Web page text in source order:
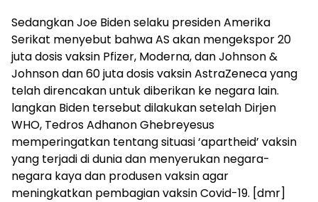
Sedangkan Joe Biden selaku presiden Amerika
Serikat menyebut bahwa AS akan mengekspor 20
juta dosis vaksin Pfizer, Moderna, dan Johnson &
Johnson dan 60 juta dosis vaksin AstraZeneca yang
telah direncakan untuk diberikan ke negara lain.
langkan Biden tersebut dilakukan setelah Dirjen
WHO, Tedros Adhanon Ghebreyesus
memperingatkan tentang situasi ‘apartheid’ vaksin
yang terjadi di dunia dan menyerukan negara-
negara kaya dan produsen vaksin agar
meningkatkan pembagian vaksin Covid-19. [dmr]